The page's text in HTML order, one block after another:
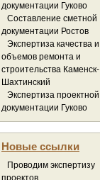
документации Гуково
Составление сметной
документации Ростов
Экспертиза качества и
объемов ремонта и
строительства Каменск-
Шахтинский
Экспертиза проектной
документации Гуково
Новые ссылки
Проводим экспертизу
проектов